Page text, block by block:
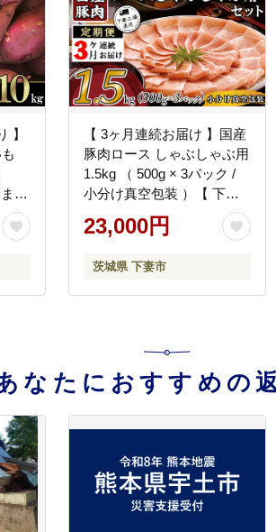
】
で
い
モ
い
【 3ヶ月連続お届け 】国産
豚肉ロース しゃぶしゃぶ用
1.5kg （ 500g × 3パック /
小分け真空包装 ）【 下妻
工場直送 】【 国産 豚肉 豚
ロース 豚 料理 しゃぶしゃ
便 便利 ポーク マルリン 】
23,000円
茨城県 下妻市
なたにおすすめの